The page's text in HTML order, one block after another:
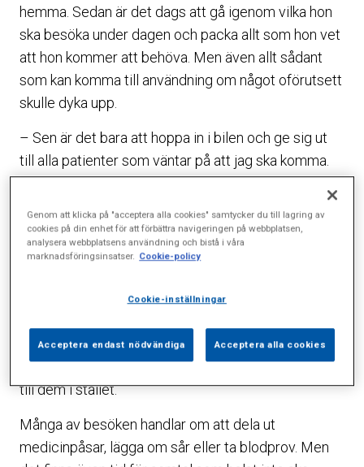
hemma. Sedan är det dags att gå igenom vilka hon
ska besöka under dagen och packa allt som hon vet
att hon kommer att behöva. Men även allt sådant
som kan komma till användning om något oförutsett
skulle dyka upp.
– Sen är det bara att hoppa in i bilen och ge sig ut
till alla patienter som väntar på att jag ska komma.
tillsammans med en kollega på
Husläkarmottagningen Sophiahemmet ansvar för
ett femtiotal patienter som av någon anledning
enkelt för krävande för dem att ta sig till
Sophiahemmet. Därför är det bra att vi kan komma
till dem i stället.
Många av besöken handlar om att dela ut
medicinpåsar, lägga om sår eller ta blodprov. Men
Genom att klicka på "acceptera alla cookies" samtycker du till lagring av
cookies på din enhet för att förbättra navigeringen på webbplatsen,
analysera webbplatsens användning och bistå i våra
marknadsföringsinsatser. Cookie-policy
Cookie-inställningar
Acceptera endast nödvändiga Acceptera alla cookies